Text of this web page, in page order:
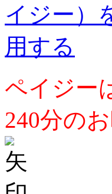
ペイジー
240分の